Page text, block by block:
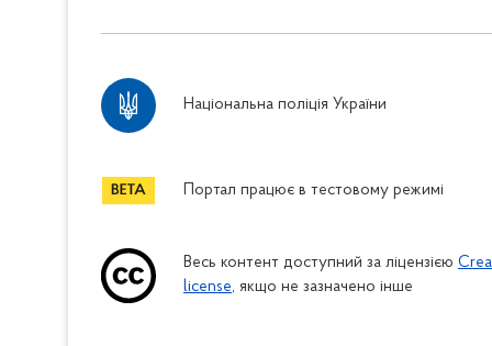
Національна поліція України
Портал працює в тестовому режимі
Весь контент доступний за ліцензією
license, якщо не зазначено інше